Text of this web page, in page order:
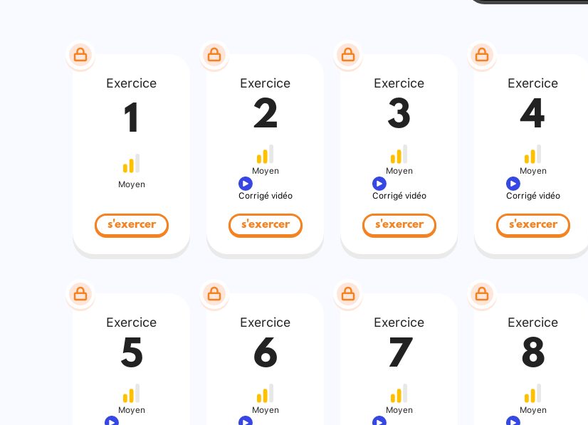
Exercice
1
Moyen
s'exercer
Exercice
2
Moyen
Corrigé vidéo
s'exercer
Exercice
3
Moyen
Corrigé vidéo
s'exercer
Exercice
4
Moyen
Corrigé vidéo
s'exercer
Exercice
5
Moyen
Exercice
6
Moyen
Exercice
7
Moyen
Exercice
8
Moyen